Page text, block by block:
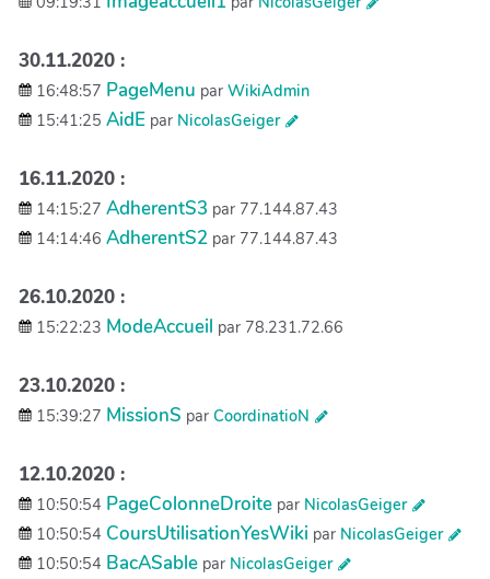
30.11.2020 :
16:48:57 PageMenu par WikiAdmin
15:41:25 AidE par NicolasGeiger
16.11.2020 :
14:15:27 AdherentS3 par 77.144.87.43
14:14:46 AdherentS2 par 77.144.87.43
26.10.2020 :
15:22:23 ModeAccueil par 78.231.72.66
23.10.2020 :
15:39:27 MissionS par CoordinatioN
12.10.2020 :
10:50:54 PageColonneDroite par NicolasGeiger
10:50:54 CoursUtilisationYesWiki par NicolasGeiger
10:50:54 BacASable par NicolasGeiger